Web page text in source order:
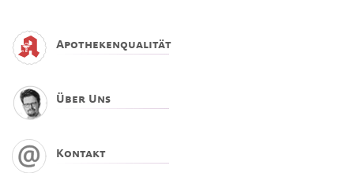
Apothekenqualität
Über Uns
Kontakt